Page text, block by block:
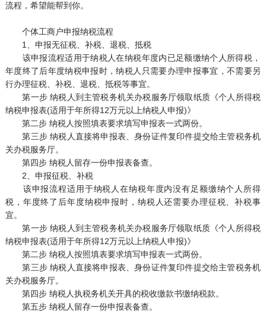
流程，希望能帮到你。
个体工商户申报纳税流程
1、申报无征税、补税、退税、抵税
该申报流程适用于纳税人在纳税年度内已足额缴纳个人所得税，
年度终了后年度纳税申报时，纳税人只需要办理申报事宜，不需要另
行办理征税、补税、退税、抵税等事宜。
第一步 纳税人到主管税务机关办税服务厅领取纸质《个人所得税
纳税申报表(适用于年所得12万元以上纳税人申报)》
第二步 纳税人按照填表要求填写申报表一式两份。
第三步 纳税人直接将申报表、身份证件复印件提交给主管税务机
关办税服务厅。
第四步 纳税人留存一份申报表备查。
2、申报征税、补税
该申报流程适用于纳税人在纳税年度内没有足额缴纳个人所得
税，年度终了后年度纳税申报时，纳税人还需要办理征税、补税事
宜。
第一步 纳税人到主管税务机关办税服务厅领取纸质《个人所得税
纳税申报表(适用于年所得12万元以上纳税人申报)》
第二步 纳税人按照填表要求填写申报表一式两份。
第三步 纳税人直接将申报表、身份证件复印件提交给主管税务机
关办税服务厅。
第四步 纳税人执税务机关开具的税收缴款书缴纳税款。
第五步 纳税人留存一份申报表备查。